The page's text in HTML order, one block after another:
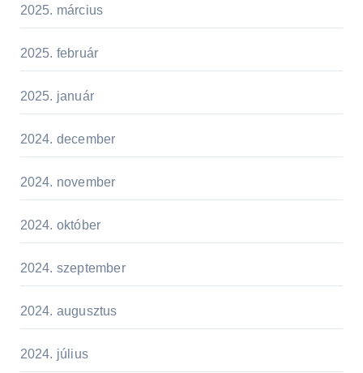
2025. március
2025. február
2025. január
2024. december
2024. november
2024. október
2024. szeptember
2024. augusztus
2024. július